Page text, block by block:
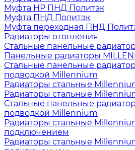
Муфта НР ПНД Политэк
Муфта ПНД Политэк
Муфта переходная ПНД
Радиаторы отопления
Стальные панельные
Панельные радиаторы
Стальные панельные
подводкой Millennium
Радиаторы стальные
Радиаторы стальные
Стальные панельные
подводкой Millennium
Радиаторы стальные
подключением
Радиаторы стальные